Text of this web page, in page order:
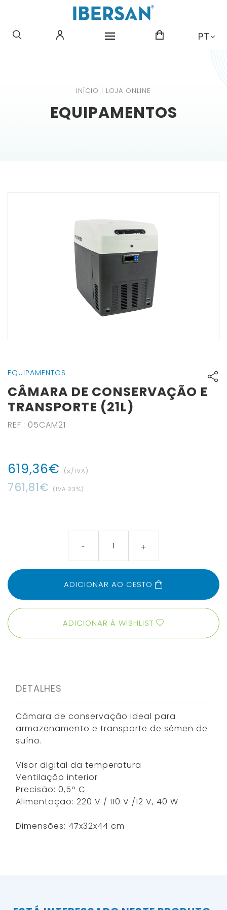
PT
INÍCIO | LOJA ONLINE
EQUIPAMENTOS
EQUIPAMENTOS
CÂMARA DE CONSERVAÇÃO E
TRANSPORTE (21L)
REF.: 05CAM21
619,36€ (s/IVA)
761,81€ (IVA 23%)
ADICIONAR À WISHLIST
ADICIONAR AO CESTO
DETALHES
Câmara de conservação ideal para
armazenamento e transporte de sémen de
suíno.
Visor digital da temperatura
Ventilação interior
Precisão: 0,5º C
Alimentação: 220 V / 110 V /12 V, 40 W
Dimensões: 47x32x44 cm
O QUE PROCURA?